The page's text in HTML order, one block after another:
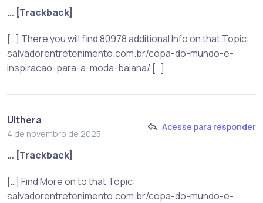
… [Trackback]
[…] There you will find 80978 additional Info on that Topic:
salvadorentretenimento.com.br/copa-do-mundo-e-
inspiracao-para-a-moda-baiana/ […]
Ulthera
4 de novembro de 2025
Acesse para responder
… [Trackback]
[…] Find More on to that Topic:
salvadorentretenimento.com.br/copa-do-mundo-e-